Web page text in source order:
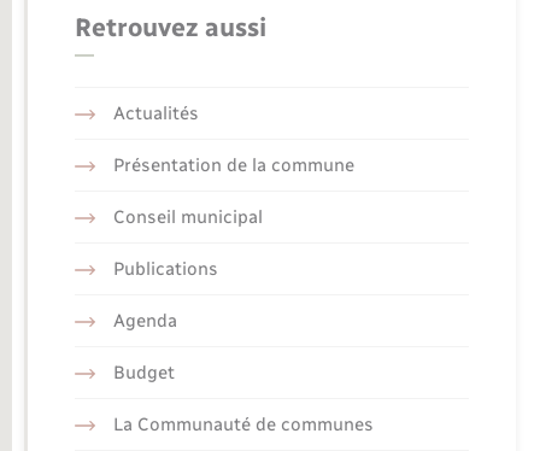
Retrouvez aussi
Actualités
Présentation de la commune
Conseil municipal
Publications
Agenda
Budget
La Communauté de communes